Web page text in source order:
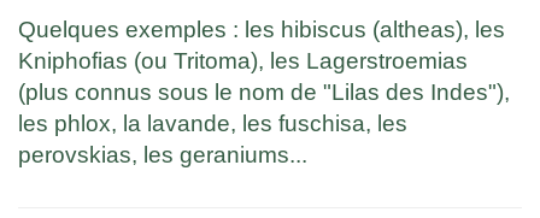
Quelques exemples : les hibiscus (altheas), les
Kniphofias (ou Tritoma), les Lagerstroemias
(plus connus sous le nom de "Lilas des Indes"),
les phlox, la lavande, les fuschisa, les
perovskias, les geraniums...